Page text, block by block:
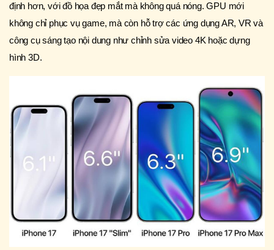
định hơn, với đồ họa đẹp mắt mà không quá nóng. GPU mới
không chỉ phục vụ game, mà còn hỗ trợ các ứng dụng AR, VR và
công cụ sáng tạo nội dung như chỉnh sửa video 4K hoặc dựng
hình 3D.